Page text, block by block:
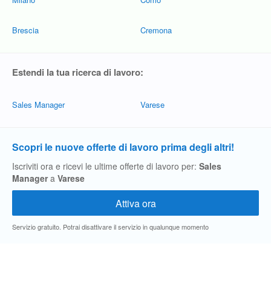
Brescia Cremona
Estendi la tua ricerca di lavoro:
Sales Manager Varese
Scopri le nuove offerte di lavoro prima degli altri!
Iscriviti ora e ricevi le ultime offerte di lavoro per: Sales
Managera Varese
Servizio gratuito. Potrai disattivare il servizio in qualunque momento